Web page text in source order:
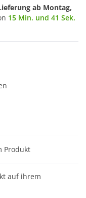
ab Montag,
15 Min. und 40 Sek.
Produkt
auf ihrem